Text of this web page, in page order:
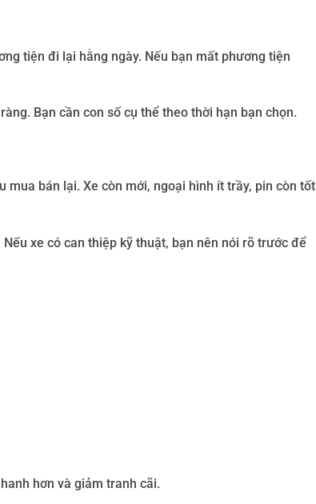
tiện đi lại hằng ngày. Nếu bạn mất phương tiện
Bạn cần con số cụ thể theo thời hạn bạn chọn.
bán lại. Xe còn mới, ngoại hình ít trầy, pin còn tốt
xe có can thiệp kỹ thuật, bạn nên nói rõ trước để
hơn và giảm tranh cãi.